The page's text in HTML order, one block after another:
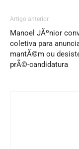
Artigo anterior
Manoel JÃºnior
coletiva para
mantÃ©m ou
prÃ©-candidatura